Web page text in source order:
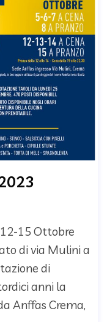
15 Ottobre
di via Mulini a
di
anni la
Anffas Crema,